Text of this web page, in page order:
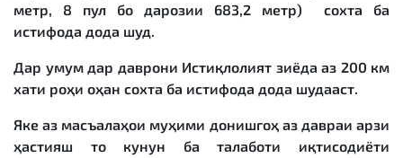
метр, 8 пул бо дарозии 683,2 метр) сохта ба
истифода дода шуд.
Дар умум дар даврони Истиқлолият зиёда аз 200 км
хати роҳи оҳан сохта ба истифода дода шудааст.
Яке аз масъалаҳои муҳими донишгоҳ аз давраи арзи
ҳастияш то кунун ба талаботи иқтисодиёти